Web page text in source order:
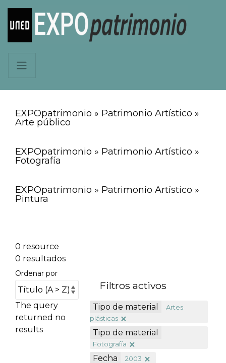
EXPOpatrimonio » Patrimonio Artístico »
Arte público
EXPOpatrimonio » Patrimonio Artístico »
Fotografía
EXPOpatrimonio » Patrimonio Artístico »
Pintura
0 resource
0 resultados
Ordenar por
The query
returned no
results
Filtros activos
Tipo de material
Artes
plásticas
Tipo de material
Fotografía
Fecha 2003